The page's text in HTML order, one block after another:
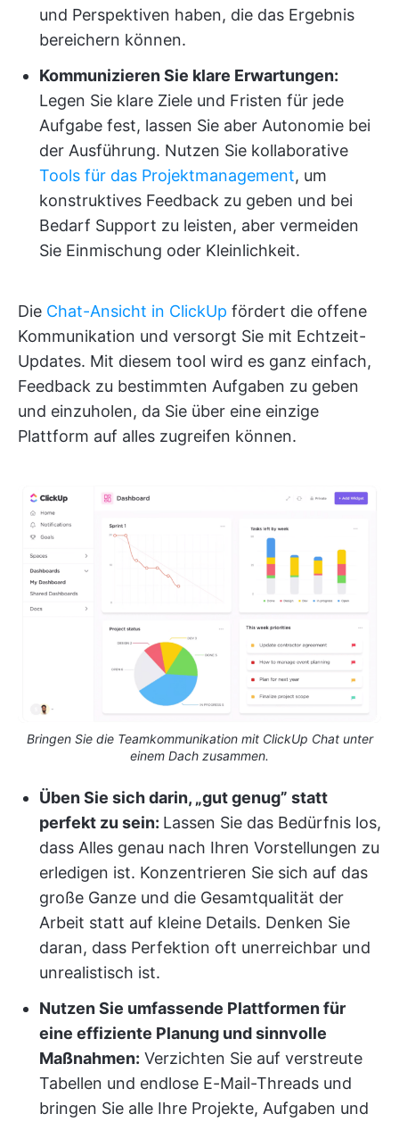
und Perspektiven haben, die das Ergebnis
bereichern können.
Kommunizieren Sie klare Erwartungen:
Legen Sie klare Ziele und Fristen für jede
Aufgabe fest, lassen Sie aber Autonomie bei
der Ausführung. Nutzen Sie kollaborative
Tools für das Projektmanagement, um
konstruktives Feedback zu geben und bei
Bedarf Support zu leisten, aber vermeiden
Sie Einmischung oder Kleinlichkeit.
Die Chat-Ansicht in ClickUp fördert die offene
Kommunikation und versorgt Sie mit Echtzeit-
Updates. Mit diesem tool wird es ganz einfach,
Feedback zu bestimmten Aufgaben zu geben
und einzuholen, da Sie über eine einzige
Plattform auf alles zugreifen können.
Bringen Sie die Teamkommunikation mit ClickUp Chat unter
einem Dach zusammen.
Üben Sie sich darin, „gut genug” statt
perfekt zu sein: Lassen Sie das Bedürfnis los,
dass Alles genau nach Ihren Vorstellungen zu
erledigen ist. Konzentrieren Sie sich auf das
große Ganze und die Gesamtqualität der
Arbeit statt auf kleine Details. Denken Sie
daran, dass Perfektion oft unerreichbar und
unrealistisch ist.
Nutzen Sie umfassende Plattformen für
eine effiziente Planung und sinnvolle
Maßnahmen: Verzichten Sie auf verstreute
Tabellen und endlose E-Mail-Threads und
bringen Sie alle Ihre Projekte, Aufgaben und